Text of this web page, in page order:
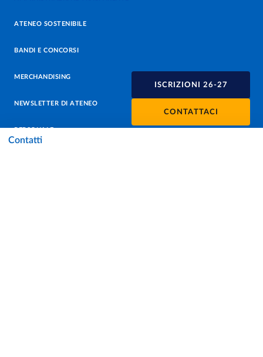
ISCRIZIONI 26-27
CONTATTACI
Contatti
ATENEO SOSTENIBILE
BANDI E CONCORSI
MERCHANDISING
NEWSLETTER DI ATENEO
PERSONALE